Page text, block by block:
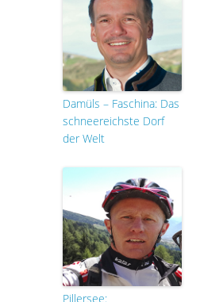
Damüls – Faschina: Das
schneereichste Dorf
der Welt
Pillersee: